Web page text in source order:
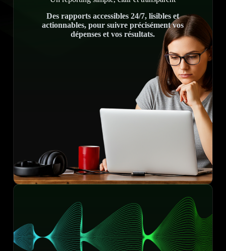
Des rapports accessibles 24/7, lisibles et
actionnables, pour suivre précisément vos
dépenses et vos résultats.